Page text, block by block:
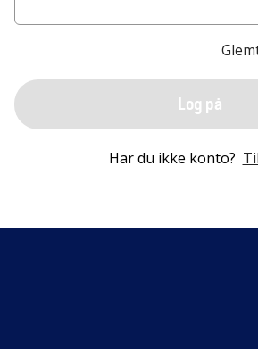
Log på
Har du ikke konto?